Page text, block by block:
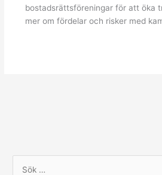
bostadsrättsföreningar för att öka
mer om fördelar och risker med